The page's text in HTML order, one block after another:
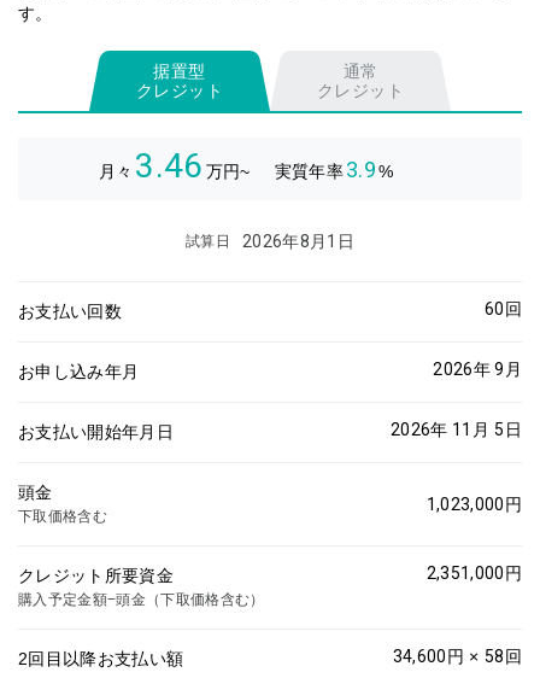
す。
据置型
クレジット
通常
クレジット
月々 3.46 万円~ 実質年率3.9%
試算日 2026年8月1日
お支払い回数 60回
お申し込み年月 2026年 9月
お支払い開始年月日 2026年 11月 5 日
頭金
下取価格含む
1,023,000円
クレジット所要資金
購入予定金額−頭金（下取価格含む）
2,351,000円
2回目以降お支払い額 34,600円 × 58回